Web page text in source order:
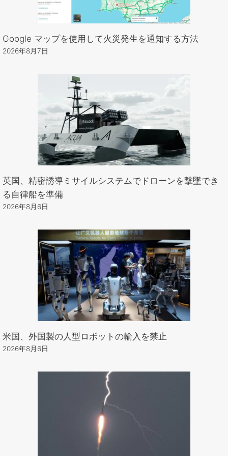
Google マップを使用して火災発生を通知する方法
2026年8月7日
英国、精密誘導ミサイルシステムでドローンを撃墜でき
る自律船を準備
2026年8月6日
米国、外国製の人型ロボットの輸入を禁止
2026年8月6日